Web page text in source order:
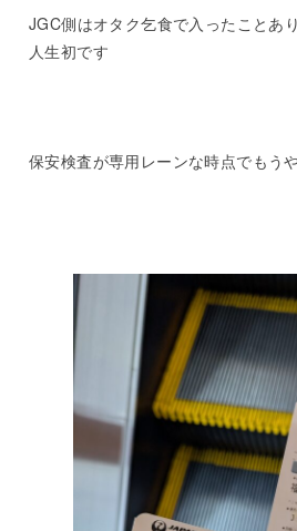
JGC側はオタク乞食で入ったことあ
人生初です
保安検査が専用レーンな時点でもう